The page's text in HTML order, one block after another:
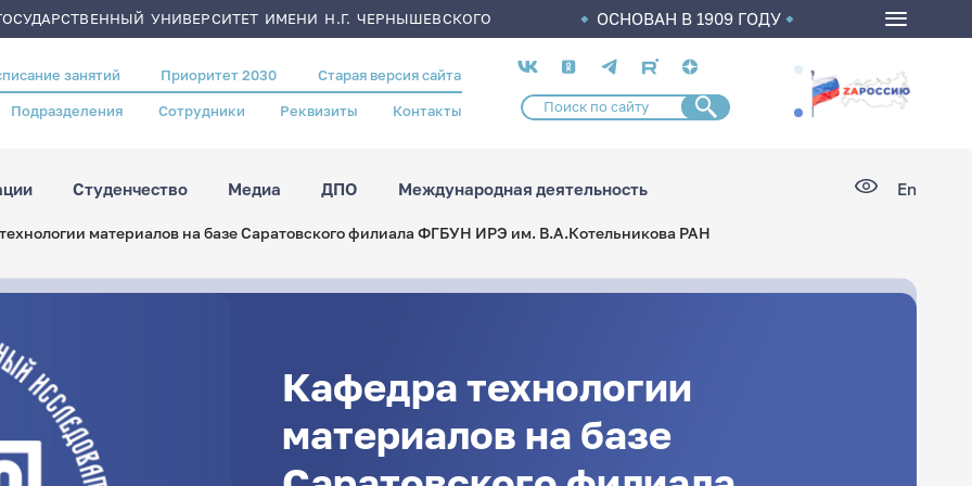
УНИВЕРСИТЕТ ИМЕНИ Н.Г. ЧЕРНЫШЕВСКОГО ОСНОВАН В 1909 ГОДУ
занятий Приоритет 2030 Старая версия сайта
Подразделения Сотрудники Реквизиты Контакты
Социальные
сети
Студенчество Медиа ДПО Международная деятельность En
материалов на базе Саратовского филиала ФГБУН ИРЭ им. В.А.Котельникова РАН
Кафедра технологии
материалов на базе